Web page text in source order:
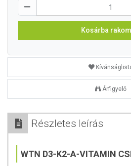
Kosárba rakom
Árfigyelő
Részletes leírás
WTN D3-K2-A-VITAMIN